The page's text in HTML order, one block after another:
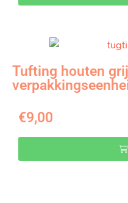
Tufting houten
€9,00